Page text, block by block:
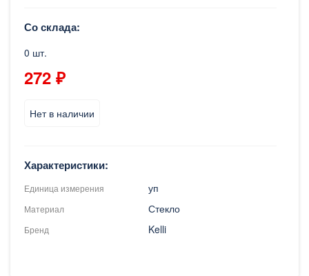
Со склада:
0 шт.
272 ₽
Нет в наличии
Характеристики:
Единица измерения уп
Материал Стекло
Бренд Kelli